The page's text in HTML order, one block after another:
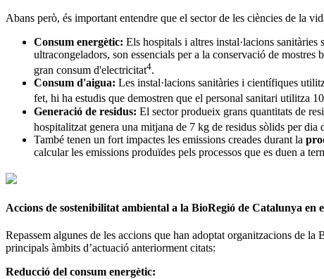
Abans però, és important entendre que el sector de les ciències de la
Consum energètic: Els hospitals i altres instal·lacions
ultracongeladors, son essencials per a la conservació de
gran consum d'electricitat4.
Consum d'aigua: Les instal·lacions sanitàries i científiques
fet, hi ha estudis que demostren que el personal sanitari utilitza
Generació de residus: El sector produeix grans quantitats de
hospitalitzat genera una mitjana de 7 kg de residus sòlids per dia
També tenen un fort impactes les emissions creades durant la
calcular les emissions produïdes pels processos que es duen a
Accions de sostenibilitat ambiental a la BioRegió de Catalunya en
Repassem algunes de les accions que han adoptat organitzacions de la
principals àmbits d’actuació anteriorment citats:
Reducció del consum energètic: